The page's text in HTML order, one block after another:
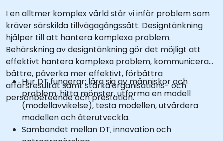
I en alltmer komplex värld står vi inför problem som
kräver särskilda tillvägagångssätt. Designtänkning
hjälper till att hantera komplexa problem.
Behärskning av designtänkning gör det möjligt att
effektivt hantera komplexa problem, kommunicera
bättre, påverka mer effektivt, förbättra
affärsresultat samt stärka organisations- och
personbeteende och prestation.
Hur DT fungerar: lära sig av människor och
problem, hitta mönster, utforma en modell
(modellavvikelse), testa modellen, utvärdera
modellen och återutveckla.
Sambandet mellan DT, innovation och